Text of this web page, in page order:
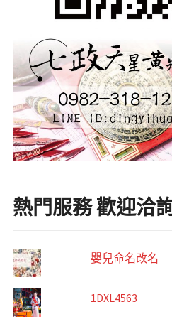
熱門服務 歡迎洽
嬰兒命名改名
1DXL4563